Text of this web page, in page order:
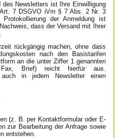
des Newsletters ist Ihre Einwilligung
7 DSGVO iVm § 7 Abs. 2 Nr. 3
der Anmeldung ist
dass der Versand mit Ihrer
rückgängig machen, ohne dass
nach den Basistarifen
an die unter Ziffer 1 genannten
Brief) reicht hierfür aus.
in jedem Newsletter einen
(z. B. per Kontaktformular oder E-
zur Bearbeitung der Anfrage sowie
entstehen.